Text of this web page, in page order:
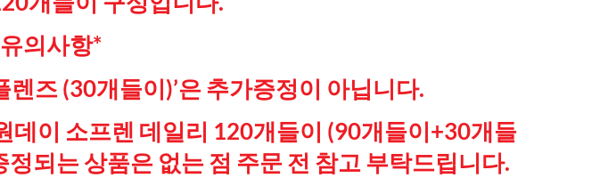
의사항*
즈 (30개들이)’은 추가증정이 아닙니다.
데이 소프렌 데일리 120개들이 (90개들이+30개들
되는 상품은 없는 점 주문 전 참고 부탁드립니다.